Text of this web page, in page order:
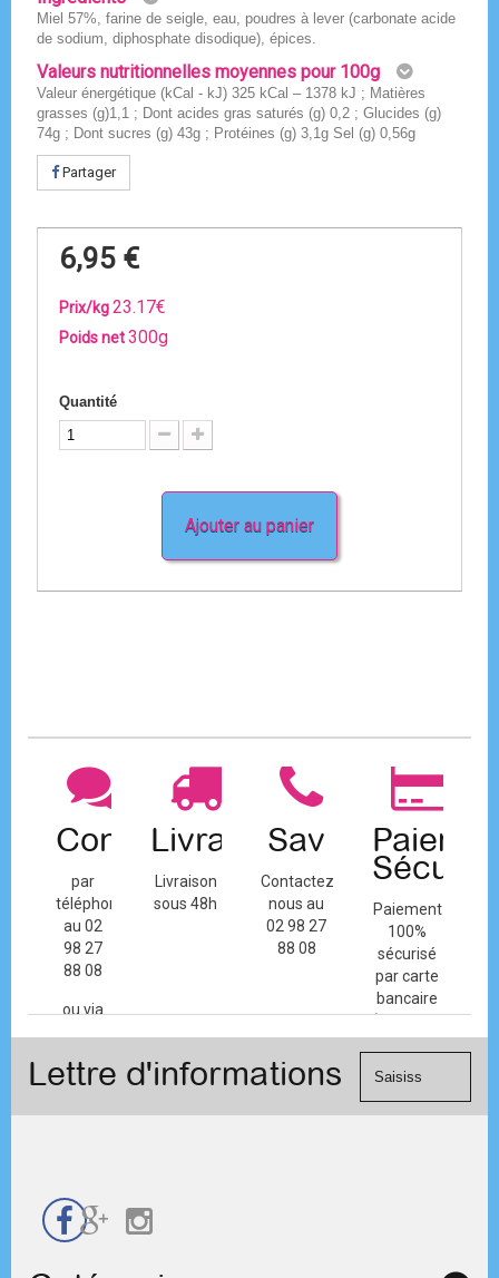
Miel 57%, farine de seigle, eau, poudres à lever (carbonate acide
de sodium, diphosphate disodique), épices.
Valeurs nutritionnelles moyennes pour 100g
Valeur énergétique (kCal - kJ) 325 kCal – 1378 kJ ; Matières
grasses (g)1,1 ; Dont acides gras saturés (g) 0,2 ; Glucides (g)
74g ; Dont sucres (g) 43g ; Protéines (g) 3,1g Sel (g) 0,56g
Partager
6,95 €
Prix/kg23.17€
Poids net300g
Quantité
Ajouter au panier
Contact
par
téléphone
au 02
98 27
88 08
ou via
de
Livraison
Livraison
sous 48h
Sav
Contactez-
nous au
02 98 27
88 08
Paiement
100%
sécurisé
par carte
bancaire
(Mastercard,
Visa, ...) et
Lettre d'informations